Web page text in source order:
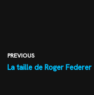
PREVIOUS
La taille de Roger Federer